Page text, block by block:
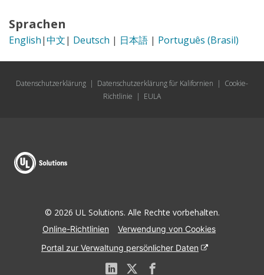
Sprachen
English|中文| Deutsch | 日本語 | Português (Brasil)
Datenschutzerklärung | Datenschutzerklärung für Kalifornien | Cookie-
Richtlinie | EULA
© 2026 UL Solutions. Alle Rechte vorbehalten.
Online-Richtlinien
Verwendung von Cookies
Portal zur Verwaltung persönlicher Daten